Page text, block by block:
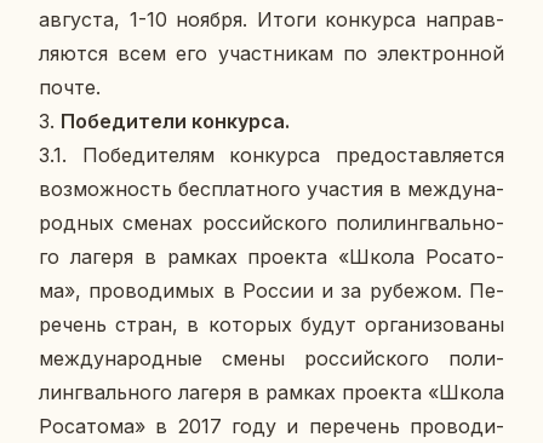
ав­гу­ста, 1-10 ноября. Итоги кон­кур­са на­прав­
ля­ют­ся всем его участ­ни­кам по элек­трон­ной
почте.
3. По­бе­ди­те­ли кон­кур­са.
3.1. По­бе­ди­те­лям кон­кур­са предо­став­ля­ет­ся
воз­мож­ность бес­плат­но­го уча­стия в меж­ду­на­
род­ных сменах рос­сий­ско­го по­ли­линг­валь­но­
го лагеря в рамках про­ек­та «Школа Ро­са­то­
ма», про­во­ди­мых в России и за ру­бе­жом. Пе­
ре­чень стран, в ко­то­рых будут ор­га­ни­зо­ва­ны
меж­ду­на­род­ные смены рос­сий­ско­го по­ли­
линг­валь­но­го лагеря в рамках про­ек­та «Школа
Ро­са­то­ма» в 2017 году и пе­ре­чень про­во­ди­